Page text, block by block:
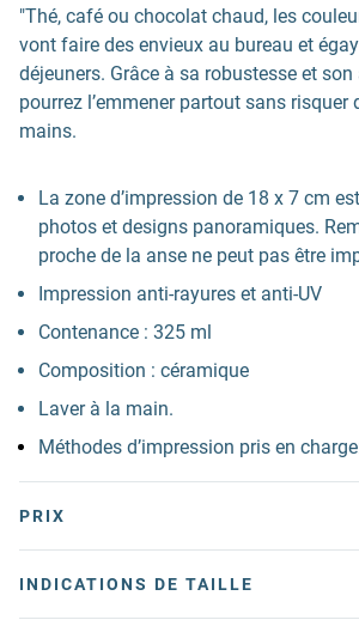
"Thé, café ou chocolat chaud, les
vont faire des envieux au bureau et
déjeuners. Grâce à sa robustesse et
pourrez l’emmener partout sans risquer
mains.
La zone d’impression de 18 x 7 cm
photos et designs panoramiques.
proche de la anse ne peut pas être
Impression anti-rayures et anti-UV
Contenance : 325 ml
Composition : céramique
Laver à la main.
Méthodes d’impression pris en
PRIX
INDICATIONS DE TAILLE